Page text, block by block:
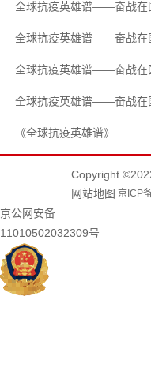
全球抗疫英雄谱——奋战在
全球抗疫英雄谱——奋战在
全球抗疫英雄谱——奋战在
全球抗疫英雄谱——奋战在
《全球抗疫英雄谱》
Copyright
网站地图 京ICP
京公网安备
11010502032309号